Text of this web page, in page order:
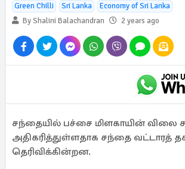
Green Chilli Sri Lanka
Economy of Sri Lanka
By Shalini Balachandran
2 years ago
சந்தையில் பச்சை மிளகாயின் விலை
அதிகரித்துள்ளதாக சந்தை வட்டாரத்
தெரிவிக்கின்றன.